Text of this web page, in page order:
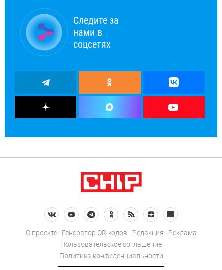
Следите за
нами в
соцсетях
О проекте Генератор QR-кодов Редакция
Реклама
Пользовательское соглашение
Политика конфиденциальности